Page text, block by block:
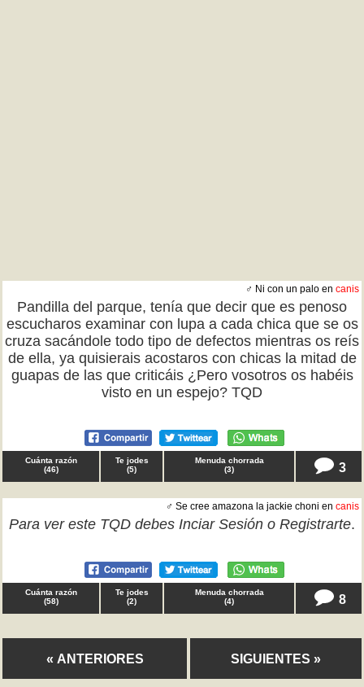
♂ Ni con un palo en canis
Pandilla del parque, tenía que decir que es penoso
escucharos examinar con lupa a cada chica que se os
cruza sacándole todo tipo de defectos mientras os reís
de ella, ya quisierais acostaros con chicas la mitad de
guapas de las que criticáis ¿Pero vosotros os habéis
visto en un espejo? TQD
Cuánta razón
(46)
Te jodes
(5)
Menuda chorrada
(3) 3
♂ Se cree amazona la jackie choni en canis
Para ver este TQD debes Inciar Sesión o Registrarte.
Cuánta razón
(58)
Te jodes
(2)
Menuda chorrada
(4) 8
« ANTERIORES SIGUIENTES »